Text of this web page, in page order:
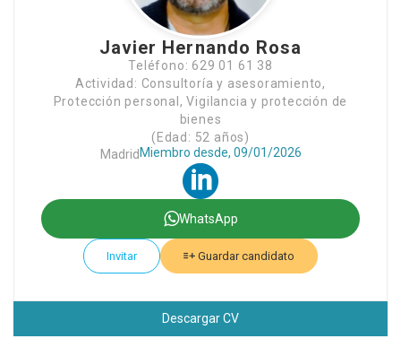
Javier Hernando Rosa
Teléfono: 629 01 61 38
Actividad: Consultoría y asesoramiento,
Protección personal, Vigilancia y protección de
bienes
(Edad: 52 años)
Madrid Miembro desde, 09/01/2026
WhatsApp
Invitar Guardar candidato
Descargar CV